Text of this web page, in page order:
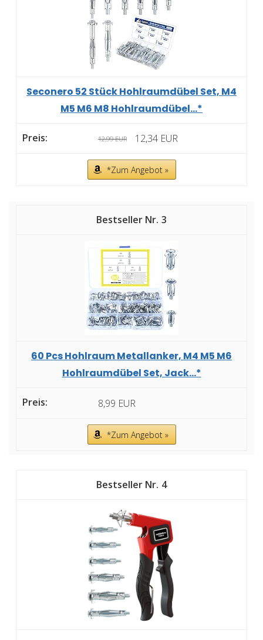
Seconero 52 Stück Hohlraumdübel Set, M4
M5 M6 M8 Hohlraumdübel...*
12,99 EUR 12,34 EUR
*Zum Angebot »
3
60 Pcs Hohlraum Metallanker, M4 M5 M6
Hohlraumdübel Set, Jack...*
8,99 EUR
*Zum Angebot »
4